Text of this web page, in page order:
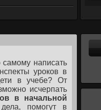
написать
уроков в
в учебе? От
исчерпать
в начальной
помогут в